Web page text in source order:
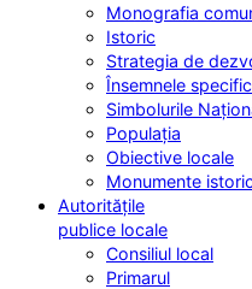
Monografia
Istoric
Strategia de
Însemnele
Simbolurile
Populația
Obiective locale
Monumente
Autoritățile
publice locale
Consiliul local
Primarul